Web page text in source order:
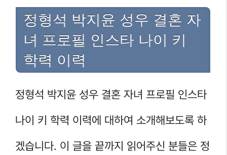
정형석 박지윤 성우 결혼 자
녀 프로필 인스타 나이 키
학력 이력
정형석 박지윤 성우 결혼 자녀 프로필 인스타
나이 키 학력 이력에 대하여 소개해보도록 하
겠습니다. 이 글을 끝까지 읽어주신 분들은 정